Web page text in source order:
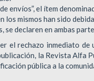
envíos”, el ítem
mismos han sido
declaren en ambas
el rechazo inmediato de
la Revista Alfa
pública a la